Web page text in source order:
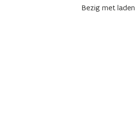
Bezig met laden...